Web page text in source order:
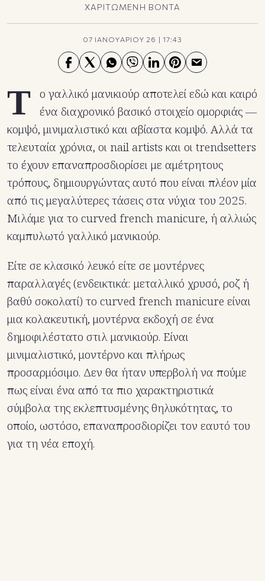
ΧΑΡΙΤΩΜΕΝΗ ΒΟΝΤΑ
07 ΙΑΝΟΥΑΡΙΟΥ 26 | 17:43
Τ ο γαλλικό μανικιούρ αποτελεί εδώ και καιρό
ένα διαχρονικό βασικό στοιχείο ομορφιάς —
κομψό, μινιμαλιστικό και αβίαστα κομψό. Αλλά τα
τελευταία χρόνια, οι nail artists και οι trendsetters
το έχουν επαναπροσδιορίσει με αμέτρητους
τρόπους, δημιουργώντας αυτό που είναι πλέον μία
από τις μεγαλύτερες τάσεις στα νύχια του 2025.
Μιλάμε για το curved french manicure, ή αλλιώς
καμπυλωτό γαλλικό μανικιούρ.
Είτε σε κλασικό λευκό είτε σε μοντέρνες
παραλλαγές (ενδεικτικά: μεταλλικό χρυσό, ροζ ή
βαθύ σοκολατί) το curved french manicure είναι
μια κολακευτική, μοντέρνα εκδοχή σε ένα
δημοφιλέστατο στιλ μανικιούρ. Είναι
μινιμαλιστικό, μοντέρνο και πλήρως
προσαρμόσιμο. Δεν θα ήταν υπερβολή να πούμε
πως είναι ένα από τα πιο χαρακτηριστικά
σύμβολα της εκλεπτυσμένης θηλυκότητας, το
οποίο, ωστόσο, επαναπροσδιορίζει τον εαυτό του
για τη νέα εποχή.